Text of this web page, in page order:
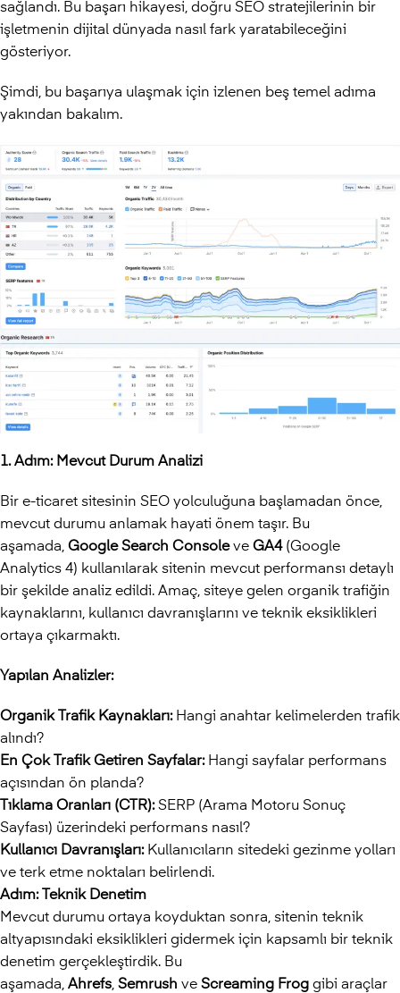
sağlandı. Bu başarı hikayesi, doğru SEO stratejilerinin bir
işletmenin dijital dünyada nasıl fark yaratabileceğini
gösteriyor.
Şimdi, bu başarıya ulaşmak için izlenen beş temel adıma
yakından bakalım.
1. Adım: Mevcut Durum Analizi
Bir e-ticaret sitesinin SEO yolculuğuna başlamadan önce,
mevcut durumu anlamak hayati önem taşır. Bu
aşamada, Google Search Consoleve GA4(Google
Analytics 4) kullanılarak sitenin mevcut performansı detaylı
bir şekilde analiz edildi. Amaç, siteye gelen organik trafiğin
kaynaklarını, kullanıcı davranışlarını ve teknik eksiklikleri
ortaya çıkarmaktı.
Yapılan Analizler:
Organik Trafik Kaynakları:Hangi anahtar kelimelerden trafik
alındı?
En Çok Trafik Getiren Sayfalar:Hangi sayfalar performans
açısından ön planda?
Tıklama Oranları (CTR):SERP (Arama Motoru Sonuç
Sayfası) üzerindeki performans nasıl?
Kullanıcı Davranışları:Kullanıcıların sitedeki gezinme yolları
ve terk etme noktaları belirlendi.
Adım: Teknik Denetim
Mevcut durumu ortaya koyduktan sonra, sitenin teknik
altyapısındaki eksiklikleri gidermek için kapsamlı bir teknik
denetim gerçekleştirdik. Bu
aşamada, Ahrefs, Semrush ve Screaming Frog gibi araçlar